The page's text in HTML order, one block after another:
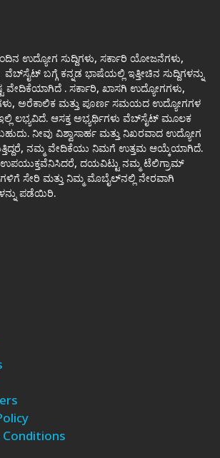
ಉದ್ಯೋಗ ಸುದ್ದಿಗಳು, ಸರ್ಕಾರಿ ಯೋಜನೆಗಳು,
ವೆಬ್‌ಸೈಟ್ ಬಗ್ಗೆ ಕನ್ನಡ ಭಾಷೆಯಲ್ಲಿ ಇತ್ತೀಚಿನ ಸುದ್ದಿಗಳನ್ನು
ವೇದಿಕೆಯಾಗಿದೆ . ಸರ್ಕಾರಿ, ಖಾಸಗಿ ಉದ್ಯೋಗಗಳು,
ಅರೆಕಾಲಿಕ ಮತ್ತು ಪೂರ್ಣ ಸಮಯದ ಉದ್ಯೋಗಗಳ
ಲಭ್ಯವಿದೆ. ಆಸಕ್ತ ಅಭ್ಯರ್ಥಿಗಳು ವೆಬ್‌ಸೈಟ್ ಮೂಲಕ
ನೀವು ವಿಶ್ವಾಸಾರ್ಹ ಮತ್ತು ನಿಖರವಾದ ಉದ್ಯೋಗ
ನಮ್ಮ ವೇದಿಕೆಯು ನಿಮಗೆ ಉತ್ತಮ ಆಯ್ಕೆಯಾಗಿದೆ.
ದಯವಿಟ್ಟು ನಮ್ಮ ಟೆಲಿಗ್ರಾಮ್
ಸೇರಿ ಮತ್ತು ನಿಮ್ಮ ಮೊಬೈಲ್‌ನಲ್ಲಿ ನೇರವಾಗಿ
ಪಡೆಯಿರಿ.
Conditions